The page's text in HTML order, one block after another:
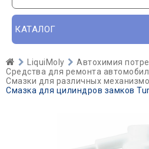
КАТАЛОГ
LiquiMoly
Автохимия
Средства для ремонта
Смазки для различных
Смазка для цилиндров замков